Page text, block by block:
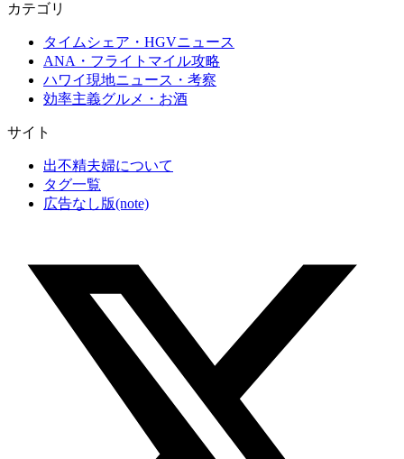
カテゴリ
タイムシェア・HGVニュース
ANA・フライトマイル攻略
ハワイ現地ニュース・考察
効率主義グルメ・お酒
サイト
出不精夫婦について
タグ一覧
広告なし版(note)